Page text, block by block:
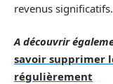
revenus significatifs.
A découvrir
savoir supprimer
régulièrement